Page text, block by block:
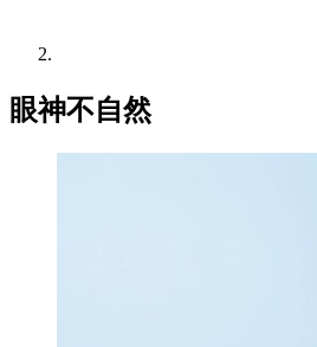
眼神不自然